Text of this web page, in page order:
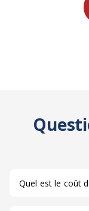
Quel est le coût